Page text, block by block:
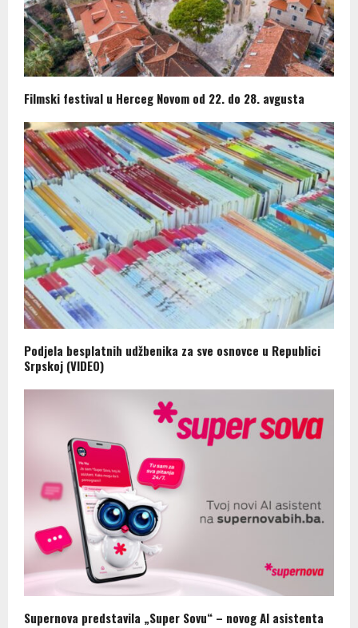
Filmski festival u Herceg Novom od 22. do 28. avgusta
Podjela besplatnih udžbenika za sve osnovce u Republici
Srpskoj (VIDEO)
Supernova predstavila „Super Sovu“ – novog AI asistenta